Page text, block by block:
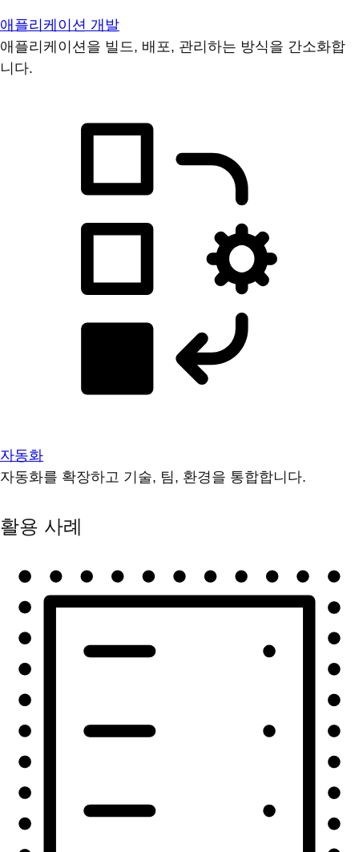
애플리케이션 개발
애플리케이션을 빌드, 배포, 관리하는 방식을 간소화합
니다.
자동화
자동화를 확장하고 기술, 팀, 환경을 통합합니다.
활용 사례